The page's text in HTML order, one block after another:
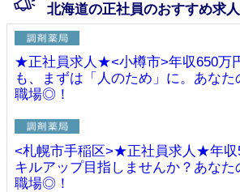
北海道の正社員のおすすめ求人
★正社員求人★<小樽市>年収650万
も、まずは「人のため」に。あなた
職場◎！
<札幌市手稲区>★正社員求人★年収
キルアップ目指しませんか？あなた
職場◎！